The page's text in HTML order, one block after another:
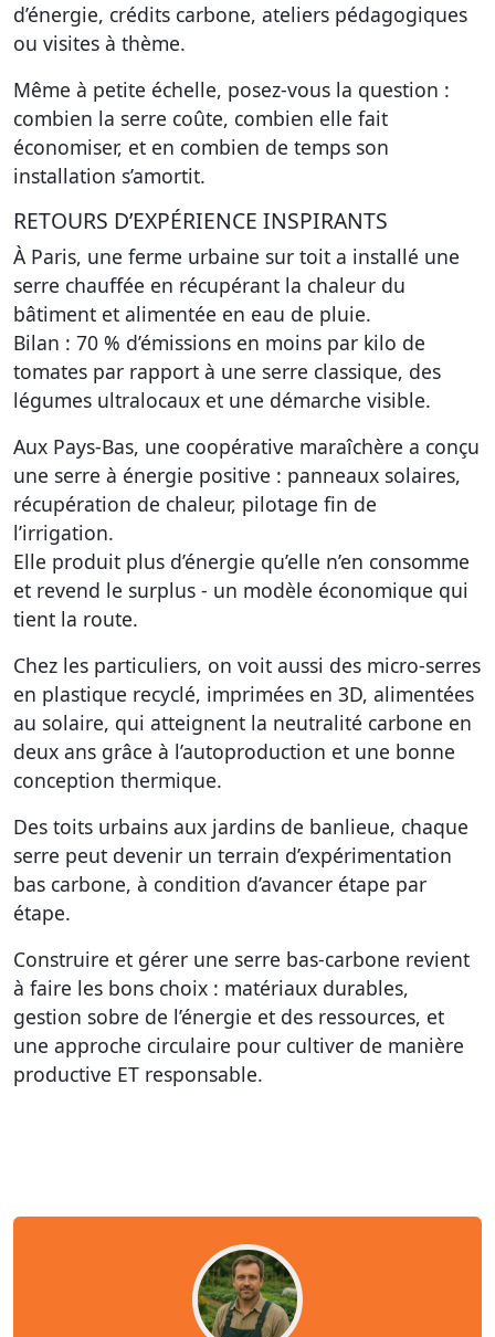
d’énergie, crédits carbone, ateliers pédagogiques
ou visites à thème.
Même à petite échelle, posez-vous la question :
combien la serre coûte, combien elle fait
économiser, et en combien de temps son
installation s’amortit.
RETOURS D’EXPÉRIENCE INSPIRANTS
À Paris, une ferme urbaine sur toit a installé une
serre chauffée en récupérant la chaleur du
bâtiment et alimentée en eau de pluie.
Bilan : 70 % d’émissions en moins par kilo de
tomates par rapport à une serre classique, des
légumes ultralocaux et une démarche visible.
Aux Pays-Bas, une coopérative maraîchère a conçu
une serre à énergie positive : panneaux solaires,
récupération de chaleur, pilotage fin de
l’irrigation.
Elle produit plus d’énergie qu’elle n’en consomme
et revend le surplus - un modèle économique qui
tient la route.
Chez les particuliers, on voit aussi des micro-serres
en plastique recyclé, imprimées en 3D, alimentées
au solaire, qui atteignent la neutralité carbone en
deux ans grâce à l’autoproduction et une bonne
conception thermique.
Des toits urbains aux jardins de banlieue, chaque
serre peut devenir un terrain d’expérimentation
bas carbone, à condition d’avancer étape par
étape.
Construire et gérer une serre bas-carbone revient
à faire les bons choix : matériaux durables,
gestion sobre de l’énergie et des ressources, et
une approche circulaire pour cultiver de manière
productive ET responsable.